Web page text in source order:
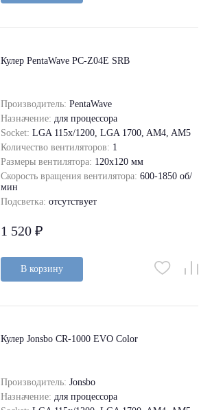
Кулер PentaWave PC-Z04E SRB
Производитель: PentaWave
Назначение: для процессора
Socket: LGA 115x/1200, LGA 1700, AM4, AM5
Количество вентиляторов: 1
Размеры вентилятора: 120x120 мм
Скорость вращения вентилятора: 600-1850 об/
мин
Подсветка: отсутствует
1 520 ₽
В корзину
Кулер Jonsbo CR-1000 EVO Color
Производитель: Jonsbo
Назначение: для процессора